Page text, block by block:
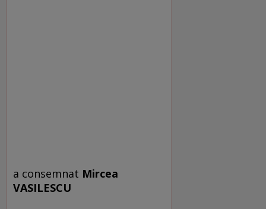
a consemnat Mircea
VASILESCU